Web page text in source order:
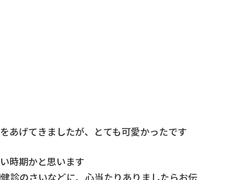
あげてきましたが、とても可愛かったです
時期かと思います
診のさいなどに、心当たりありましたらお伝